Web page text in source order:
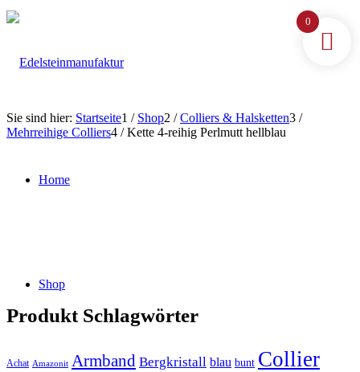
Home
Shop
Sie sind hier: Startseite1 / Shop2 / Colliers & Halsketten3 /
Mehrreihige Colliers4 / Kette 4-reihig Perlmutt hellblau
Produkt Schlagwörter
Achat Amazonit Armband Bergkristall blau bunt Collier
0